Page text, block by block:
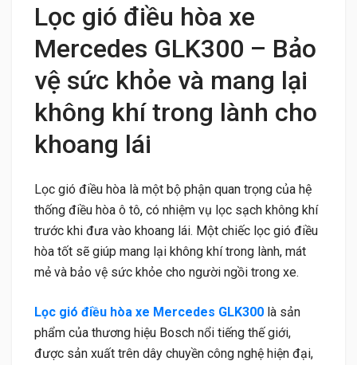
Lọc gió điều hòa xe
Mercedes GLK300 – Bảo
vệ sức khỏe và mang lại
không khí trong lành cho
khoang lái
Lọc gió điều hòa là một bộ phận quan trọng của hệ
thống điều hòa ô tô, có nhiệm vụ lọc sạch không khí
trước khi đưa vào khoang lái. Một chiếc lọc gió điều
hòa tốt sẽ giúp mang lại không khí trong lành, mát
mẻ và bảo vệ sức khỏe cho người ngồi trong xe.
Lọc gió điều hòa xe Mercedes GLK300 là sản
phẩm của thương hiệu Bosch nổi tiếng thế giới,
được sản xuất trên dây chuyền công nghệ hiện đại,